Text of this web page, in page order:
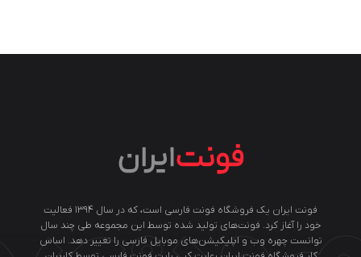
فونت ایران یک فروشگاه فونت فارسی است، که در سال ۱۳۹۴ فعالیت
خود را آغاز کرد. فونت‌های تولید شده توسط این مجموعه طی چند سال
توانست چهره وب و اپلیکیشن‌های موبایل فارسی را تغییر دهد. اساس